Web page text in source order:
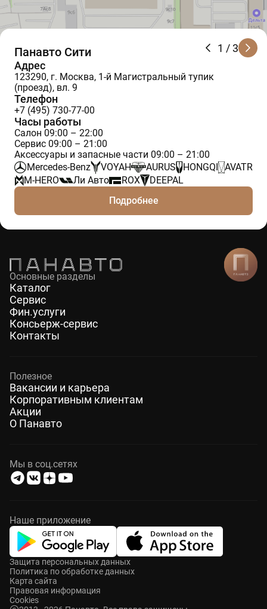
1 / 3
Панавто Сити
Адрес
123290, г. Москва, 1-й Магистральный тупик
(проезд), вл. 9
Телефон
+7 (495) 730-77-00
Часы работы
Салон 09:00 – 22:00
Сервис 09:00 – 21:00
Аксессуары и запасные части 09:00 – 21:00
Mercedes-Benz
VOYAH AURUS HONGQI
AVATR
M-HERO
Ли Авто ROX
DEEPAL
Подробнее
Основные разделы
Каталог
Сервис
Фин.услуги
Консьерж-сервис
Контакты
Полезное
Вакансии и карьера
Корпоративным клиентам
Акции
О Панавто
Мы в соц.сетях
Наше приложение
Защита персональных данных
Политика по обработке данных
Карта сайта
Правовая информация
Cookies